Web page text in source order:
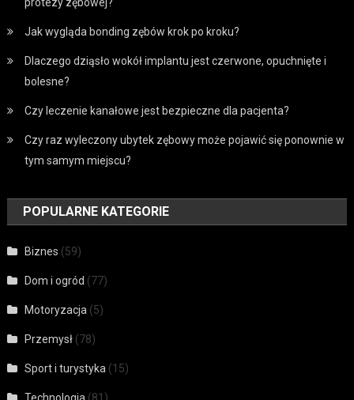
Jak wygląda bonding zębów krok po kroku?
Dlaczego dziąsło wokół implantu jest czerwone, opuchnięte i
bolesne?
Czy leczenie kanałowe jest bezpieczne dla pacjenta?
Czy raz wyleczony ubytek zębowy może pojawić się ponownie w
tym samym miejscu?
POPULARNE KATEGORIE
Biznes (59)
Dom i ogród (77)
Motoryzacja (5)
Przemysł (78)
Sport i turystyka (15)